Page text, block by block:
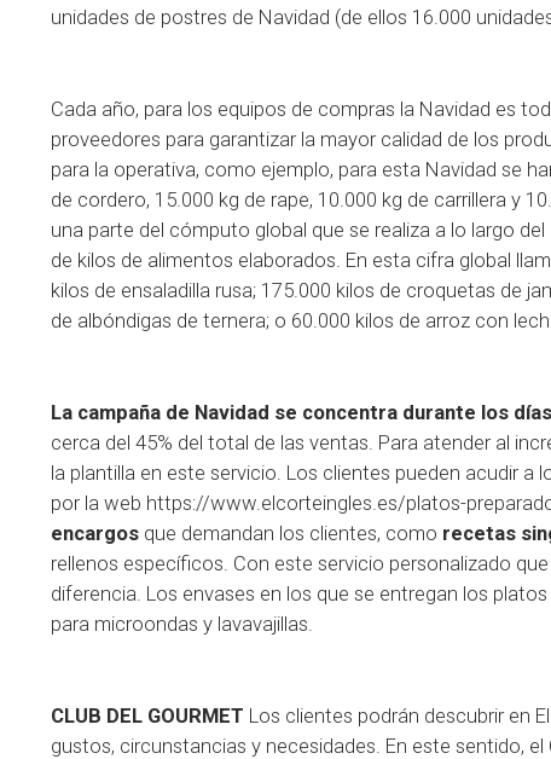
unidades de postres de Navidad (de ellos 16.000
Cada año, para los equipos de compras la Navidad es
proveedores para garantizar la mayor calidad de los
para la operativa, como ejemplo, para esta Navidad se
de cordero, 15.000 kg de rape, 10.000 kg de carrillera y
una parte del cómputo global que se realiza a lo largo
de kilos de alimentos elaborados. En esta cifra global
kilos de ensaladilla rusa; 175.000 kilos de croquetas de
de albóndigas de ternera; o 60.000 kilos de arroz con
La campaña de Navidad se concentra durante los
cerca del 45% del total de las ventas. Para atender al
la plantilla en este servicio. Los clientes pueden acudir
por la web https://www.elcorteingles.es/platos-
encargos que demandan los clientes, como recetas
rellenos específicos. Con este servicio personalizado
diferencia. Los envases en los que se entregan los
para microondas y lavavajillas.
CLUB DEL GOURMET Los clientes podrán descubrir en
gustos, circunstancias y necesidades. En este sentido,